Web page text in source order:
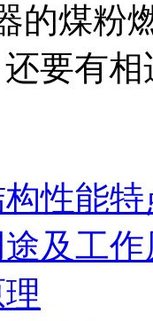
煤粉
要有
性能特
及工作